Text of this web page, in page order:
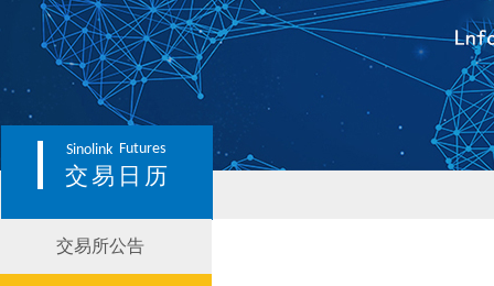
Sinolink Futures
交易日历
交易所公告